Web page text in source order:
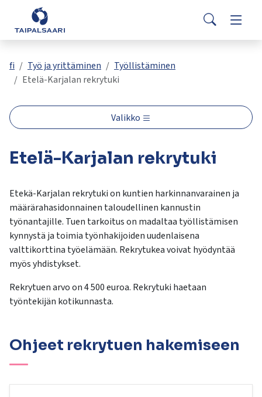
Siirry pääsisältöön
Palaute
Yhteystiedot
Search
Valitse
oleva
tulos
ja
alasnuolilla.
valittuun
hakutulokseen
enteriä.
Kosketuslaitteiden
käyttäjät
voivat
käyttää
kosketus-
ja
pyyhkäisyliikkeitä.
Asuminen ja rakentaminen
Opetus ja kasvatus
Hyvinvointi ja terveys
Työ ja yrittäminen
fi Työ ja yrittäminen
Työllistäminen
Etelä-Karjalan rekrytuki
Valikko
Etelä-Karjalan rekrytuki
Etekä-Karjalan rekrytuki on kuntien harkinnanvarainen ja
määrärahasidonnainen taloudellinen kannustin
työnantajille. Tuen tarkoitus on madaltaa työllistämisen
kynnystä ja toimia työnhakijoiden uudenlaisena
valttikorttina työelämään. Rekrytukea voivat hyödyntää
myös yhdistykset.
Rekrytuen arvo on 4 500 euroa. Rekrytuki haetaan
työntekijän kotikunnasta.
Ohjeet rekrytuen hakemiseen